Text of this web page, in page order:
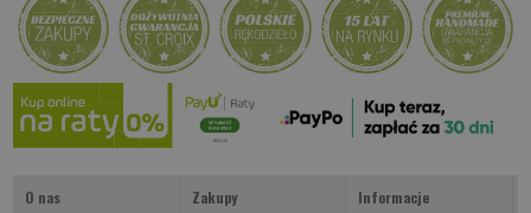
Kup teraz > Kup teraz > Kup teraz >
MORS
Czekamy na dostawę
Kup teraz >
O nas
Zakupy
Informacje